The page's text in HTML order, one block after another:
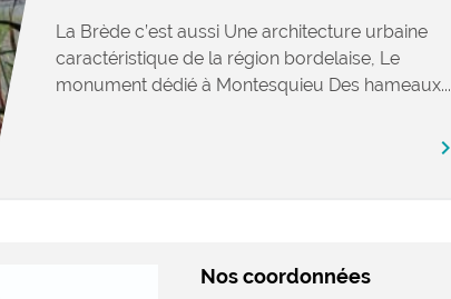
La Brède c’est aussi Une architecture urbaine
caractéristique de la région bordelaise, Le
monument dédié à Montesquieu Des hameaux...
chevron_right
Nos coordonnées